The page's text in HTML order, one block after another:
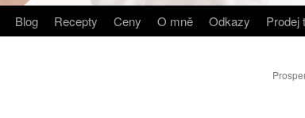
Blog Recepty Ceny O mně Odkazy Prodej